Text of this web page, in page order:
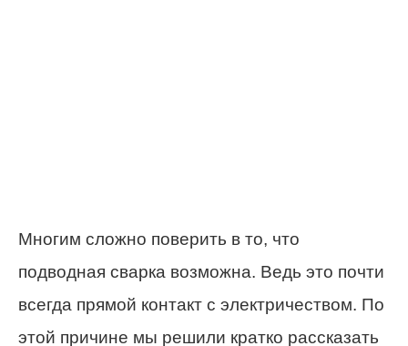
Многим сложно поверить в то, что
подводная сварка возможна. Ведь это почти
всегда прямой контакт с электричеством. По
этой причине мы решили кратко рассказать